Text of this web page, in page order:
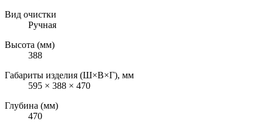
Вид очистки
Ручная
Высота (мм)
388
Габариты изделия (Ш×В×Г), мм
595 × 388 × 470
Глубина (мм)
470